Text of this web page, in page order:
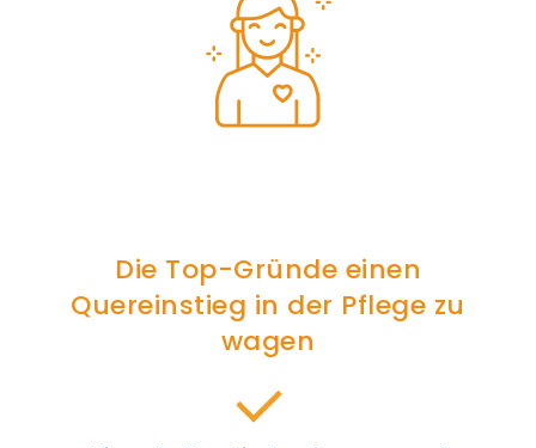
Die Top-Gründe einen
Quereinstieg in der Pflege zu
wagen